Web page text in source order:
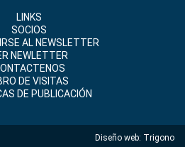
LINKS
SOCIOS
AL NEWSLETTER
NEWLETTER
DE VISITAS
DE PUBLICACIÓN
Diseño web: Trigono